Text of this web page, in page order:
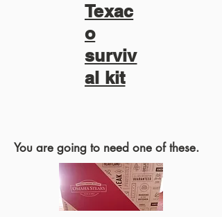
Texac
o
surviv
al kit
You are going to need one of these.